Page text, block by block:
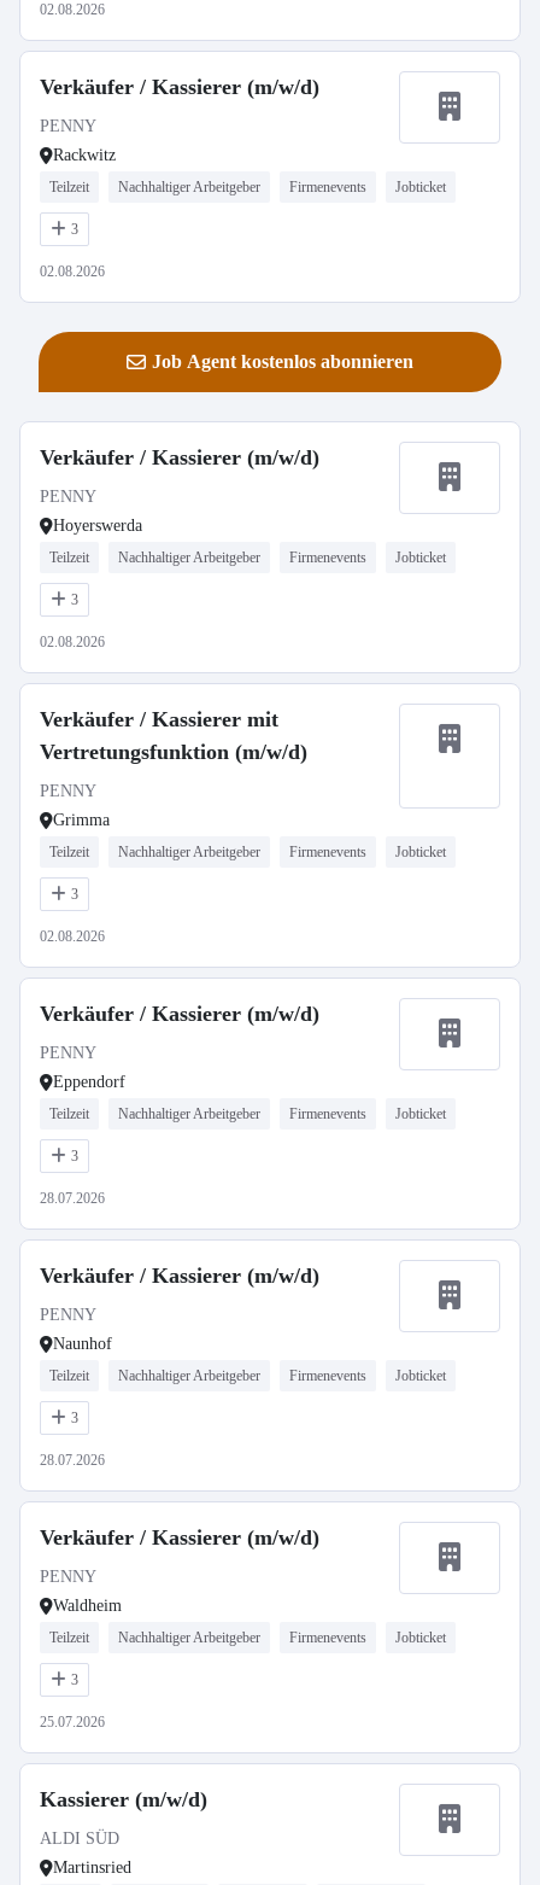
02.08.2026
Verkäufer / Kassierer (m/w/d)
PENNY
Rackwitz
Teilzeit Nachhaltiger Arbeitgeber Firmenevents Jobticket
3
02.08.2026
Job Agent kostenlos abonnieren
Verkäufer / Kassierer (m/w/d)
PENNY
Hoyerswerda
Teilzeit Nachhaltiger Arbeitgeber Firmenevents Jobticket
3
02.08.2026
Verkäufer / Kassierer mit
Vertretungsfunktion (m/w/d)
PENNY
Grimma
Teilzeit Nachhaltiger Arbeitgeber Firmenevents Jobticket
3
02.08.2026
Verkäufer / Kassierer (m/w/d)
PENNY
Eppendorf
Teilzeit Nachhaltiger Arbeitgeber Firmenevents Jobticket
3
28.07.2026
Verkäufer / Kassierer (m/w/d)
PENNY
Naunhof
Teilzeit Nachhaltiger Arbeitgeber Firmenevents Jobticket
3
28.07.2026
Verkäufer / Kassierer (m/w/d)
PENNY
Waldheim
Teilzeit Nachhaltiger Arbeitgeber Firmenevents Jobticket
3
25.07.2026
Kassierer (m/w/d)
ALDI SÜD
Martinsried